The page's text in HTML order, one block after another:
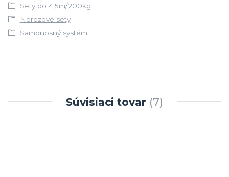
Sety do 4,5m/200kg
Nerezové sety
Samonosný systém
Súvisiaci tovar 7